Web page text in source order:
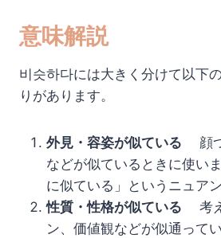
意味解説
비슷하다には大きく分けて以下
りがあります。
外見・容姿が似ている 顔
などが似ているときに使い
に似ている」というニュア
性質・性格が似ている 考
ン、価値観などが似通って